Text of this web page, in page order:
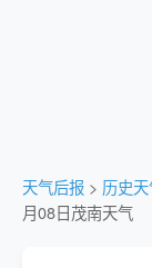
天气后报 > 历史
月08日茂南天气